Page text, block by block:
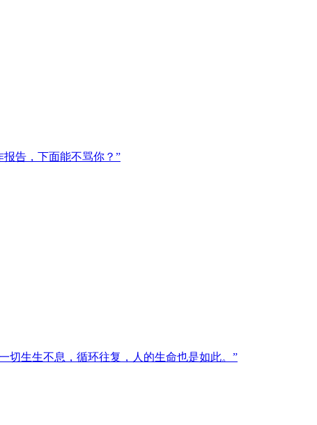
告，下面能不骂你？”
切生生不息，循环往复，人的生命也是如此。”